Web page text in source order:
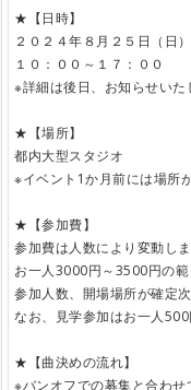
★【日時】
２０２４年８月２５日（日）
１０：００～１７：００
※詳細は後日、お知らせいた
★【場所】
都内大型スタジオ
※イベント1か月前には場所
★【参加費】
参加費は人数により変動しま
お一人3000円～3500円の範
参加人数、開場場所が確定
なお、見学参加はお一人500
★【曲決めの流れ】
※バンオフでの募集と合わ